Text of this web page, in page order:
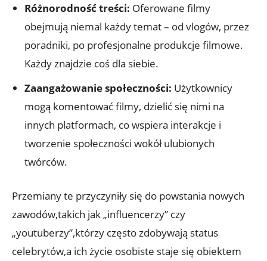
Różnorodność treści: Oferowane filmy
obejmują niemal każdy temat – od vlogów, przez
poradniki, po profesjonalne produkcje filmowe.
Każdy znajdzie coś dla siebie.
Zaangażowanie społeczności: Użytkownicy
mogą komentować filmy, dzielić się nimi na
innych platformach, co wspiera interakcje i
tworzenie społeczności wokół ulubionych
twórców.
Przemiany te przyczyniły się do powstania nowych
zawodów,takich jak „influencerzy” czy
„youtuberzy”,którzy często zdobywają status
celebrytów,a ich życie osobiste staje się obiektem